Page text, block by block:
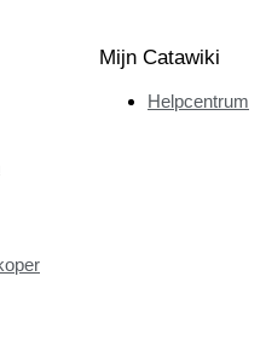
Mijn Catawiki
Helpcentrum